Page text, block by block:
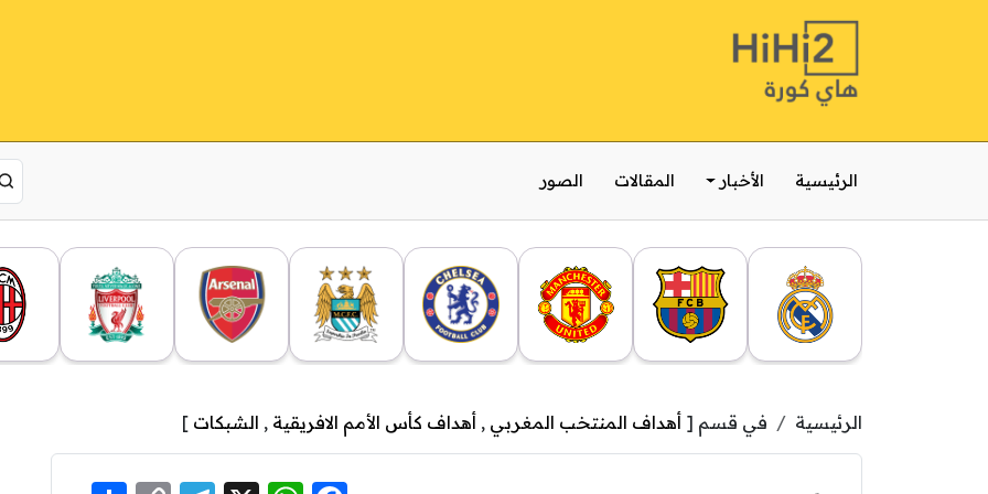
الرئيسية الأخبار المقالات الصور
الرئيسية في قسم [ أهداف المنتخب المغربي , أهداف كأس الأمم الافريقية , الشبكات ]